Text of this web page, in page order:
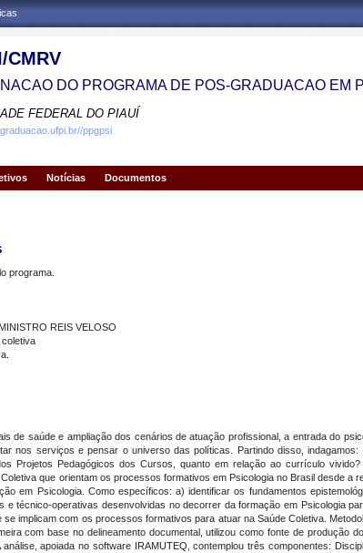
CMRV
DO PROGRAMA DE POS-GRADUACAO EM
FEDERAL DO PIAUÍ
ppgpsi
Notícias Documentos
programa.
REIS VELOSO
de saúde e ampliação dos cenários de atuação profissional, a entrada do
nos serviços e pensar o universo das políticas. Partindo disso,
Projetos Pedagógicos dos Cursos, quanto em relação ao currículo
que orientam os processos formativos em Psicologia no Brasil desde a
em Psicologia. Como específicos: a) identificar os fundamentos
e técnico-operativas desenvolvidas no decorrer da formação em Psicologia
implicam com os processos formativos para atuar na Saúde Coletiva.
com base no delineamento documental, utilizou como fonte de produção
apoiada no software IRAMUTEQ, contemplou três componentes: